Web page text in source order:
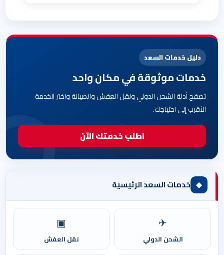
دليل خدمات السعد
خدمات موثوقة في مكان واحد
تصفح أدلة الشحن الدولي ونقل العفش والصيانة واختر الخدمة
الأقرب إلى احتياجك.
اطلب خدمتك الآن
◆ خدمات السعد الرئيسية
✈
الشحن الدولي
▣
نقل العفش